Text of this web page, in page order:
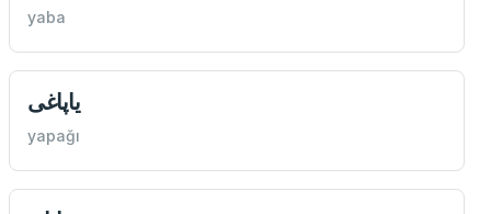
yaba
یاپاغی
yapağı